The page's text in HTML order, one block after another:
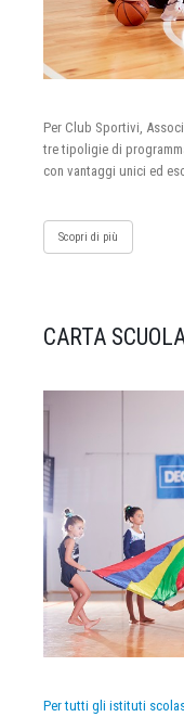
Per Club Sportivi,
tre tipoligie di
con vantaggi unici ed
Scopri di più
CARTA
Per tutti gli istituti